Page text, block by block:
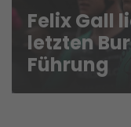
Felix Gall
letzten
Führung